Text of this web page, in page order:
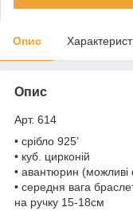
Опис
Опис
Арт. 614
• срібло 925ʼ
• куб. цирконій
• авантюрин (можливі
• середня вага
на ручку 15-18см